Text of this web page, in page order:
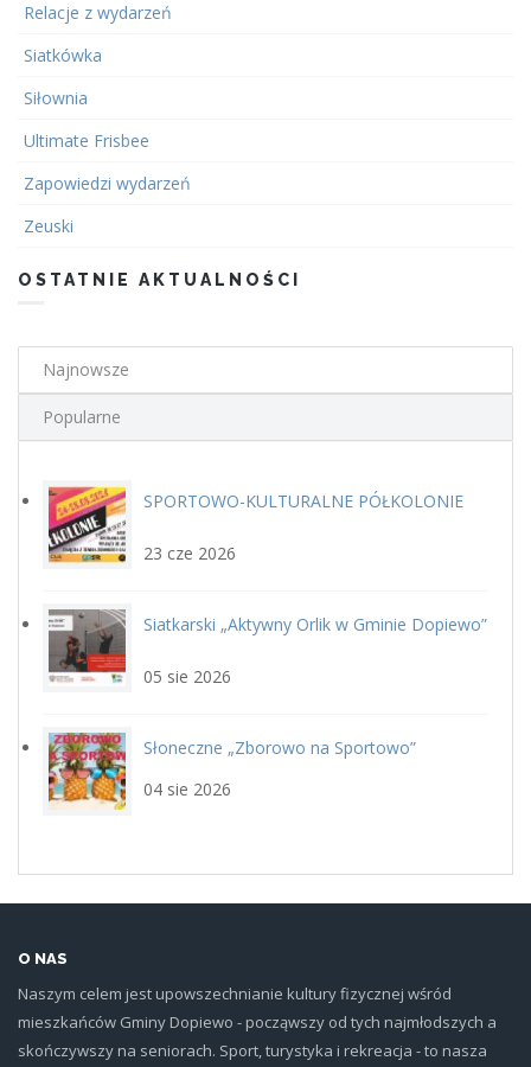
Relacje z wydarzeń
Siatkówka
Siłownia
Ultimate Frisbee
Zapowiedzi wydarzeń
Zeuski
OSTATNIE AKTUALNOŚCI
Najnowsze
Popularne
plakat.jpg
SPORTOWO-KULTURALNE PÓŁKOLONIE
LETNIE Z GOSiR w DOPIEWIE
23 cze 2026
siatka_poziom.jpg
Siatkarski „Aktywny Orlik w Gminie Dopiewo”
22 sierpnia
05 sie 2026
Słoneczne „Zborowo na Sportowo”
04 sie 2026
O NAS
Naszym celem jest upowszechnianie kultury fizycznej wśród
mieszkańców Gminy Dopiewo - począwszy od tych najmłodszych a
skończywszy na seniorach. Sport, turystyka i rekreacja - to nasza